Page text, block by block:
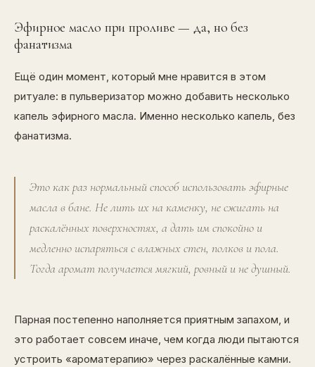
Эфирное масло при проливе — да, но без
фанатизма
Ещё один момент, который мне нравится в этом
ритуале: в пульверизатор можно добавить несколько
капель эфирного масла. Именно несколько капель, без
фанатизма.
Это как раз нормальный способ использовать эфирные
масла в бане. Не лить их на каменку, не сжигать на
раскалённых поверхностях, а дать им спокойно и
медленно испаряться с влажных стен, полков и пола.
Тогда аромат получается мягкий, ровный и не душный.
Парная постепенно наполняется приятным запахом, и
это работает совсем иначе, чем когда люди пытаются
устроить «ароматерапию» через раскалённые камни.